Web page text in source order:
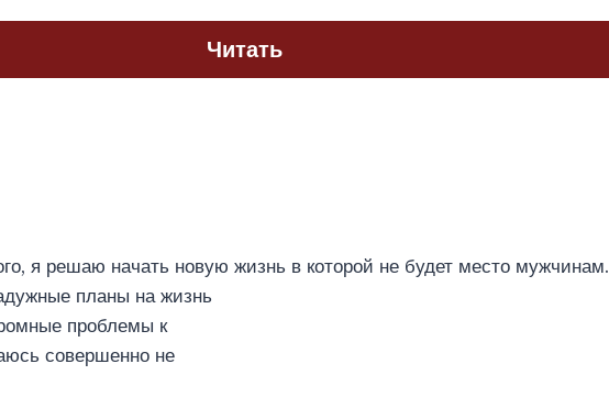
Читать
я решаю начать новую жизнь в которой не будет место мужчинам.
планы на жизнь
проблемы к
совершенно не